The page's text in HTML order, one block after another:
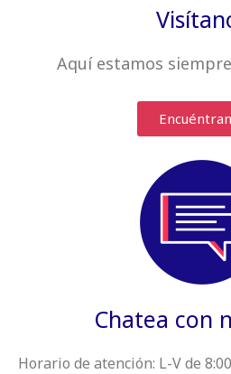
Aquí estamos siempre
Chatea con
Horario de atención: L-V de